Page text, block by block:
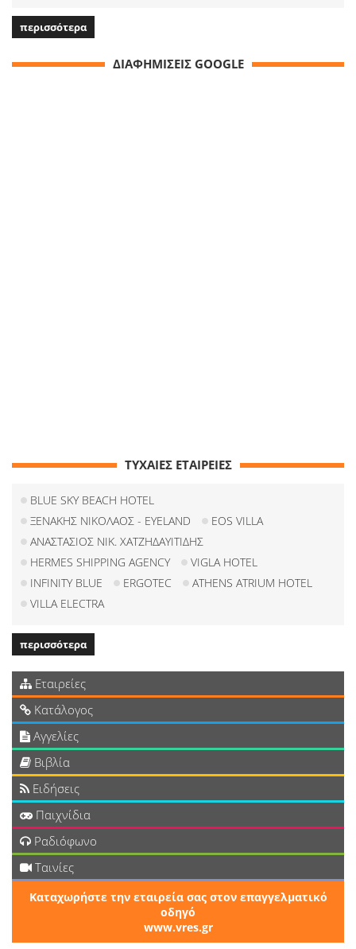
περισσότερα
ΔΙΑΦΗΜΙΣΕΙΣ GOOGLE
ΤΥΧΑΙΕΣ ΕΤΑΙΡΕΙΕΣ
BLUE SKY BEACH HOTEL
ΞΕΝΑΚΗΣ ΝΙΚΟΛΑΟΣ - EYELAND
EOS VILLA
ΑΝΑΣΤΑΣΙΟΣ ΝΙΚ. ΧΑΤΖΗΔΑΥΙΤΙΔΗΣ
HERMES SHIPPING AGENCY
VIGLA HOTEL
INFINITY BLUE
ERGOTEC
ATHENS ATRIUM HOTEL
VILLA ELECTRA
περισσότερα
Εταιρείες
Κατάλογος
Αγγελίες
Βιβλία
Ειδήσεις
Παιχνίδια
Ραδιόφωνο
Ταινίες
Καταχωρήστε την εταιρεία σας στον επαγγελματικό
οδηγό
www.vres.gr